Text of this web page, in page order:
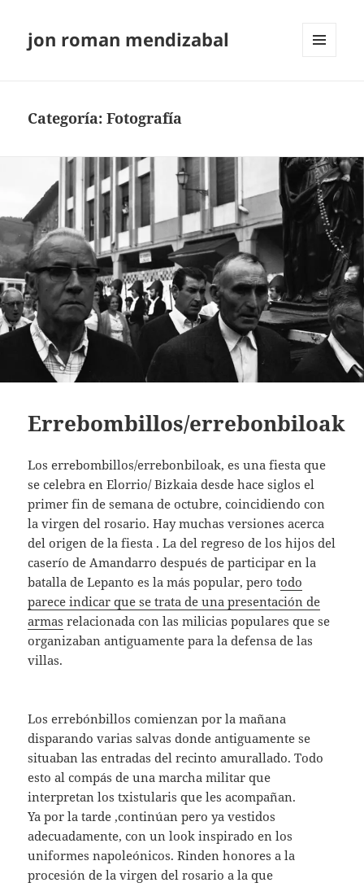
jon roman mendizabal
Categoría:Fotografía
Errebombillos/errebonbiloak
Los errebombillos/errebonbiloak, es una fiesta que
se celebra en Elorrio/ Bizkaia desde hace siglos el
primer fin de semana de octubre, coincidiendo con
la virgen del rosario. Hay muchas versiones acerca
del origen de la fiesta . La del regreso de los hijos del
caserío de Amandarro después de participar en la
batalla de Lepanto es la más popular, pero todo
parece indicar que se trata de una presentación de
armas relacionada con las milicias populares que se
organizaban antiguamente para la defensa de las
villas.
Los errebónbillos comienzan por la mañana
disparando varias salvas donde antiguamente se
situaban las entradas del recinto amurallado. Todo
esto al compás de una marcha militar que
interpretan los txistularis que les acompañan.
Ya por la tarde ,continúan pero ya vestidos
adecuadamente, con un look inspirado en los
uniformes napoleónicos. Rinden honores a la
procesión de la virgen del rosario a la que